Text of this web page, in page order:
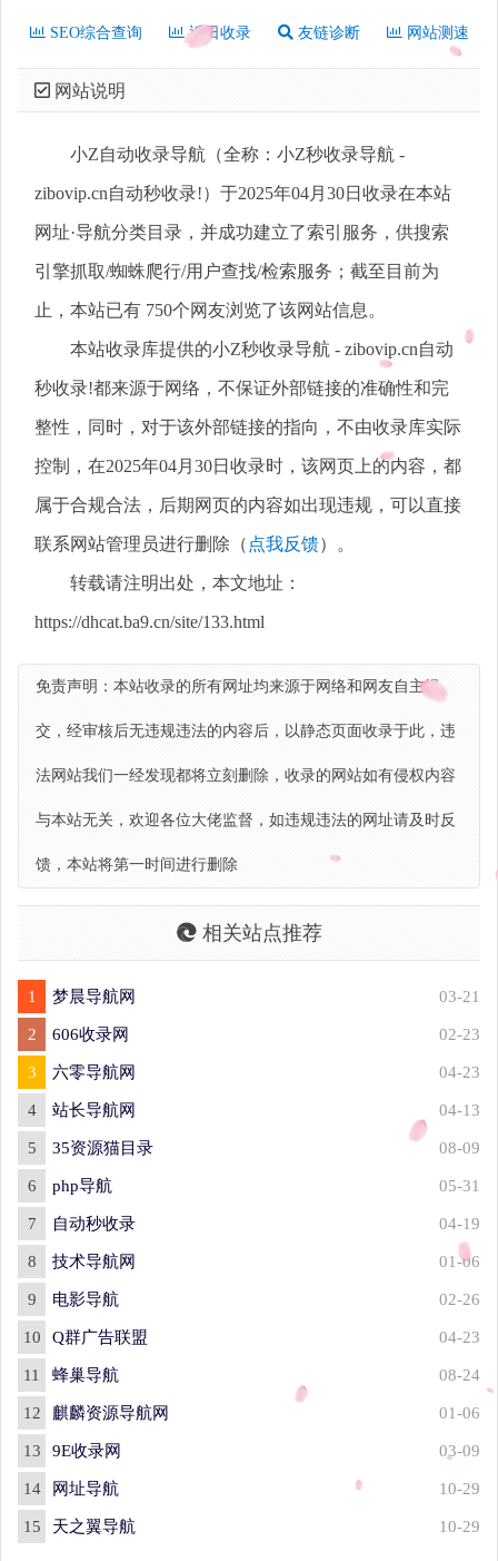
SEO综合查询 近日收录 友链诊断 网站测速
网站说明
小Z自动收录导航（全称：小Z秒收录导航 -
zibovip.cn自动秒收录!）于2025年04月30日收录在本站
网址·导航分类目录，并成功建立了索引服务，供搜索
引擎抓取/蜘蛛爬行/用户查找/检索服务；截至目前为
止，本站已有 750个网友浏览了该网站信息。
本站收录库提供的小Z秒收录导航 - zibovip.cn自动
秒收录!都来源于网络，不保证外部链接的准确性和完
整性，同时，对于该外部链接的指向，不由收录库实际
控制，在2025年04月30日收录时，该网页上的内容，都
属于合规合法，后期网页的内容如出现违规，可以直接
联系网站管理员进行删除（ 点我反馈）。
转载请注明出处，本文地址：
https://dhcat.ba9.cn/site/133.html
免责声明：本站收录的所有网址均来源于网络和网友自主提
交，经审核后无违规违法的内容后，以静态页面收录于此，违
法网站我们一经发现都将立刻删除，收录的网站如有侵权内容
与本站无关，欢迎各位大佬监督，如违规违法的网址请及时反
馈，本站将第一时间进行删除
相关站点推荐
1 梦晨导航网 03-21
2 606收录网 02-23
3 六零导航网 04-23
4 站长导航网 04-13
5 35资源猫目录 08-09
6 php导航 05-31
7 自动秒收录 04-19
8 技术导航网 01-06
9 电影导航 02-26
10 Q群广告联盟 04-23
11 蜂巢导航 08-24
12 麒麟资源导航网 01-06
13 9E收录网 03-09
14 网址导航 10-29
15 天之翼导航 10-29